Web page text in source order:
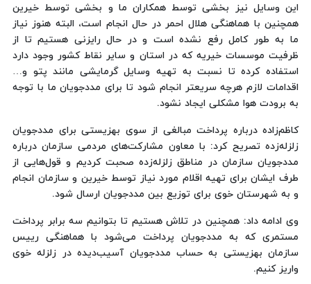
این وسایل نیز بخشی توسط همکاران ما و بخشی توسط خیرین
همچنین با هماهنگی هلال احمر در حال انجام است، البته هنوز نیاز
ما به طور کامل رفع نشده است و در حال رایزنی هستیم تا از
ظرفیت موسسات خیریه که در استان و سایر نقاط کشور وجود دارد
استفاده کرده تا نسبت به تهیه وسایل گرمایشی مانند پتو و…
اقدامات لازم هرچه سریعتر انجام شود تا برای مددجویان ما با توجه
به برودت هوا مشکلی ایجاد نشود.
کاظم‌زاده درباره پرداخت مبالغی از سوی بهزیستی برای مددجویان
زلزله‌زده تصریح کرد: با معاون مشارکت‌های مردمی سازمان درباره
مددجویان سازمان در مناطق زلزله‌زده صحبت کردیم و قول‌هایی از
طرف ایشان برای تهیه اقلام مورد نیاز توسط خیرین و سازمان انجام
و به شهرستان خوی برای توزیع بین مددجویان ارسال شود.
وی ادامه داد: همچنین در تلاش هستیم تا بتوانیم سه برابر پرداخت
مستمری که به مددجویان پرداخت می‌شود با هماهنگی رییس
سازمان بهزیستی به حساب مددجویان آسیب‌دیده در زلزله خوی
واریز کنیم.